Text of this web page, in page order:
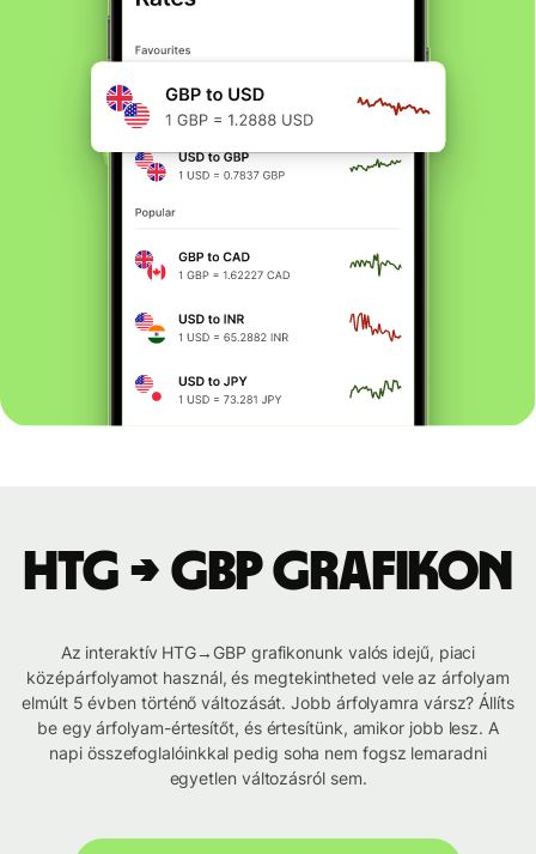
HTG → GBP grafikon
Az interaktív HTG→GBP grafikonunk valós idejű, piaci
középárfolyamot használ, és megtekintheted vele az árfolyam
elmúlt 5 évben történő változását. Jobb árfolyamra vársz? Állíts
be egy árfolyam-értesítőt, és értesítünk, amikor jobb lesz. A
napi összefoglalóinkkal pedig soha nem fogsz lemaradni
egyetlen változásról sem.